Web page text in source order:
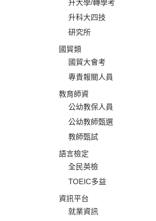
升大學/轉學考
升科大四技
研究所
國貿類
國貿大會考
專責報關人員
教育師資
公幼教保人員
公幼教師甄選
教師甄試
語言檢定
全民英檢
TOEIC多益
資訊平台
就業資訊